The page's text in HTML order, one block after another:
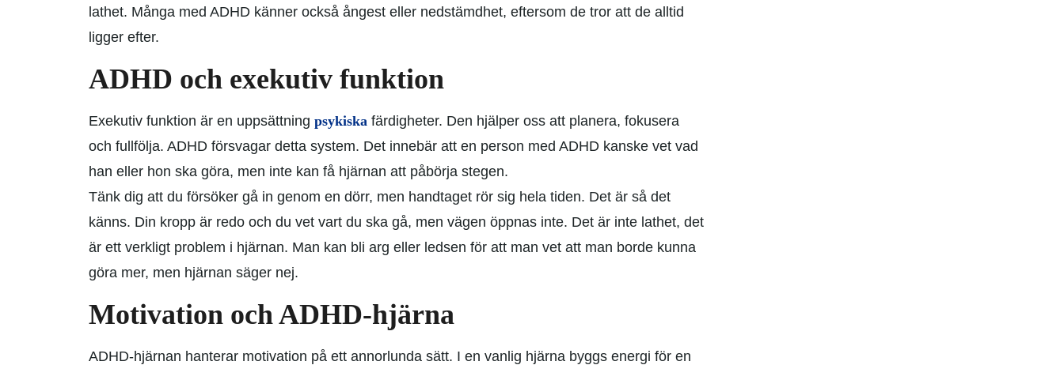
lathet. Många med ADHD känner också ångest eller nedstämdhet, eftersom de tror att de alltid
ligger efter.
ADHD och exekutiv funktion
Exekutiv funktion är en uppsättning psykiska färdigheter. Den hjälper oss att planera, fokusera
och fullfölja. ADHD försvagar detta system. Det innebär att en person med ADHD kanske vet vad
han eller hon ska göra, men inte kan få hjärnan att påbörja stegen.
Tänk dig att du försöker gå in genom en dörr, men handtaget rör sig hela tiden. Det är så det
känns. Din kropp är redo och du vet vart du ska gå, men vägen öppnas inte. Det är inte lathet, det
är ett verkligt problem i hjärnan. Man kan bli arg eller ledsen för att man vet att man borde kunna
göra mer, men hjärnan säger nej.
Motivation och ADHD-hjärna
ADHD-hjärnan hanterar motivation på ett annorlunda sätt. I en vanlig hjärna byggs energi för en